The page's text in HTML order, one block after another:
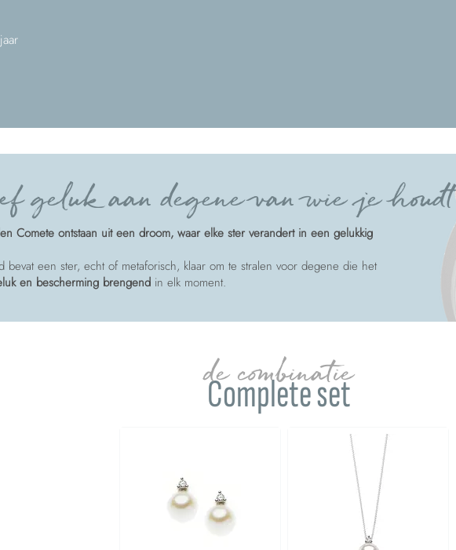
geluk aan degene van wie je houdt
Comete ontstaan uit een droom, waar elke ster verandert in een gelukkig
bevat een ster, echt of metaforisch, klaar om te stralen voor degene die het
en bescherming brengend in elk moment.
Complete set
de combinatie